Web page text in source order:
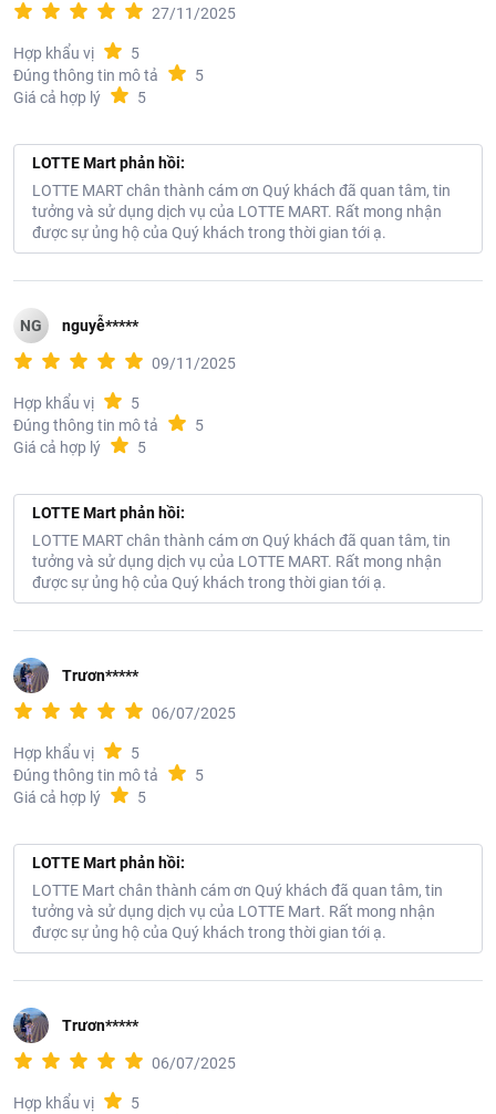
27/11/2025
Hợp khẩu vị
5
Đúng thông tin mô tả
5
Giá cả hợp lý
5
LOTTE Mart phản hồi:
LOTTE MART chân thành cám ơn Quý khách đã quan tâm, tin
tưởng và sử dụng dịch vụ của LOTTE MART. Rất mong nhận
được sự ủng hộ của Quý khách trong thời gian tới ạ.
NG nguyễ*****
09/11/2025
Hợp khẩu vị
5
Đúng thông tin mô tả
5
Giá cả hợp lý
5
LOTTE Mart phản hồi:
LOTTE MART chân thành cám ơn Quý khách đã quan tâm, tin
tưởng và sử dụng dịch vụ của LOTTE MART. Rất mong nhận
được sự ủng hộ của Quý khách trong thời gian tới ạ.
Trươn*****
06/07/2025
Hợp khẩu vị
5
Đúng thông tin mô tả
5
Giá cả hợp lý
5
LOTTE Mart phản hồi:
LOTTE Mart chân thành cám ơn Quý khách đã quan tâm, tin
tưởng và sử dụng dịch vụ của LOTTE Mart. Rất mong nhận
được sự ủng hộ của Quý khách trong thời gian tới ạ.
Trươn*****
06/07/2025
Hợp khẩu vị
5